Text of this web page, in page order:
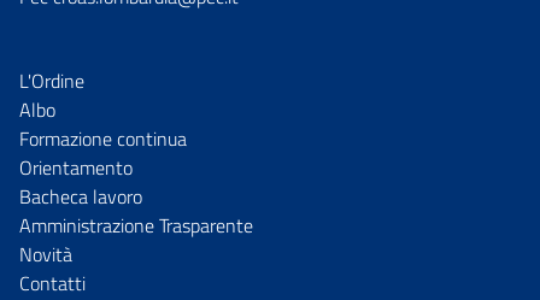
L'Ordine
Albo
Formazione continua
Orientamento
Bacheca lavoro
Amministrazione Trasparente
Novità
Contatti